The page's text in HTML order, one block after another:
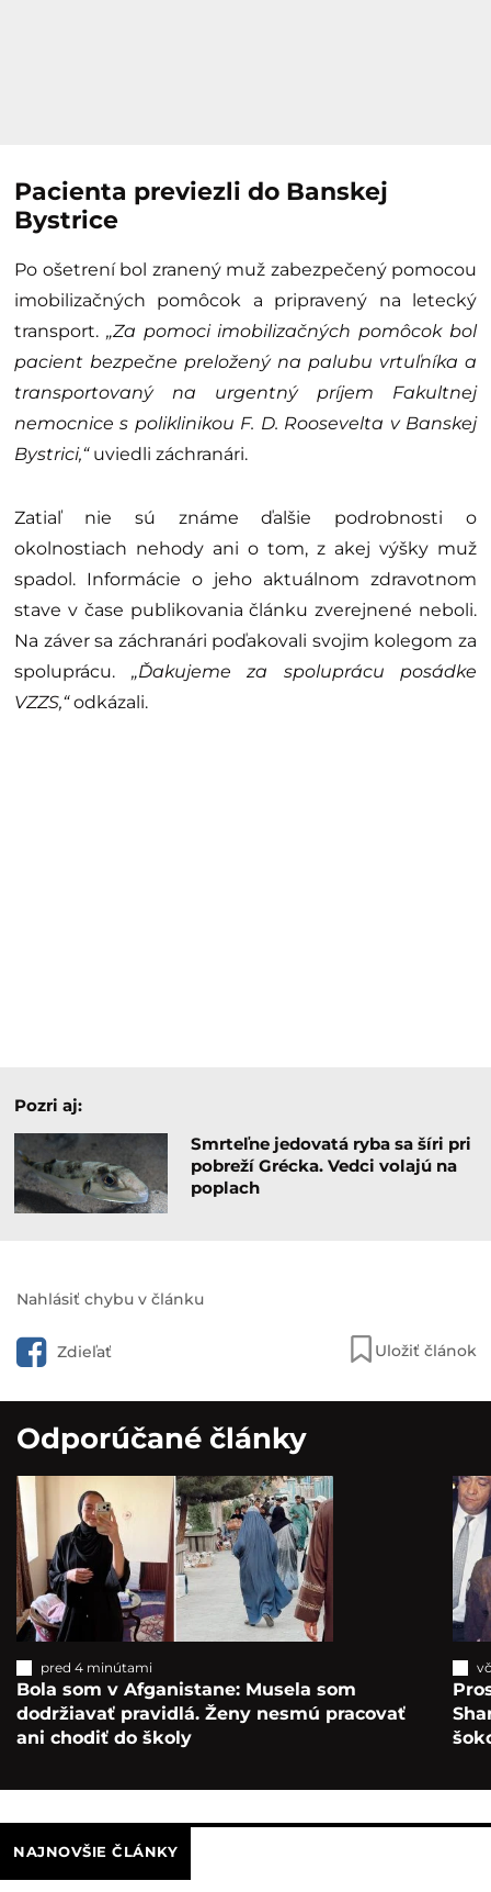
Pacienta previezli do Banskej
Bystrice
Po ošetrení bol zranený muž zabezpečený pomocou
imobilizačných pomôcok a pripravený na letecký
transport. „Za pomoci imobilizačných pomôcok bol
pacient bezpečne preložený na palubu vrtuľníka a
transportovaný na urgentný príjem Fakultnej
nemocnice s poliklinikou F. D. Roosevelta v Banskej
Bystrici,“uviedli záchranári.
Zatiaľ nie sú známe ďalšie podrobnosti o
okolnostiach nehody ani o tom, z akej výšky muž
spadol. Informácie o jeho aktuálnom zdravotnom
stave v čase publikovania článku zverejnené neboli.
Na záver sa záchranári poďakovali svojim kolegom za
spoluprácu. „Ďakujeme za spoluprácu posádke
VZZS,“odkázali.
Pozri aj:
Smrteľne jedovatá ryba sa šíri pri
pobreží Grécka. Vedci volajú na
poplach
Nahlásiť chybu v článku
Zdieľať Uložiť článok
Odporúčané články
pred 4 minútami
Bola som v Afganistane: Musela som
dodržiavať pravidlá. Ženy nesmú pracovať
ani chodiť do školy
NAJNOVŠIE ČLÁNKY